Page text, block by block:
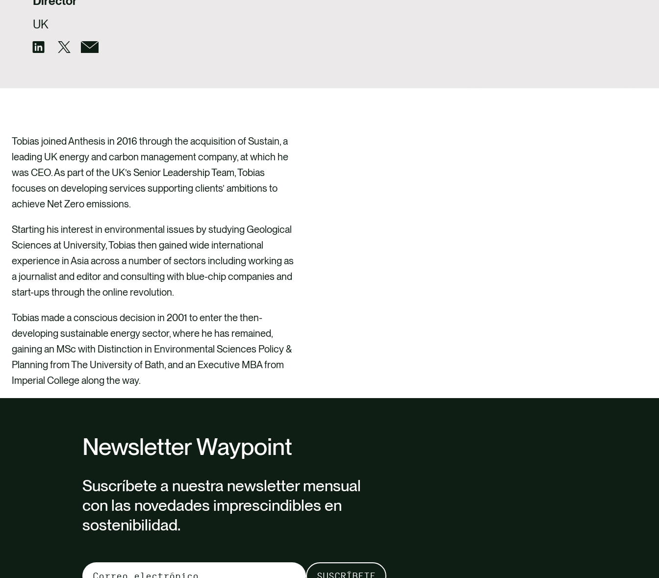
UK
Tobias joined Anthesis in 2016 through the acquisition of Sustain, a
leading UK energy and carbon management company, at which he
was CEO. As part of the UK’s Senior Leadership Team, Tobias
focuses on developing services supporting clients’ ambitions to
achieve Net Zero emissions.
Starting his interest in environmental issues by studying Geological
Sciences at University, Tobias then gained wide international
experience in Asia across a number of sectors including working as
a journalist and editor and consulting with blue-chip companies and
start-ups through the online revolution.
Tobias made a conscious decision in 2001 to enter the then-
developing sustainable energy sector, where he has remained,
gaining an MSc with Distinction in Environmental Sciences Policy &
Planning from The University of Bath, and an Executive MBA from
Imperial College along the way.
Newsletter Waypoint
Suscríbete a nuestra newsletter mensual
con las novedades imprescindibles en
sostenibilidad.